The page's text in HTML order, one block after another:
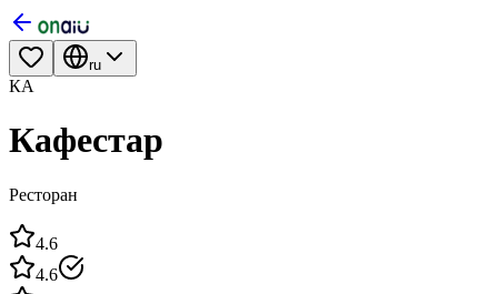
ru
КА
Кафестар
Ресторан
4.6
4.6